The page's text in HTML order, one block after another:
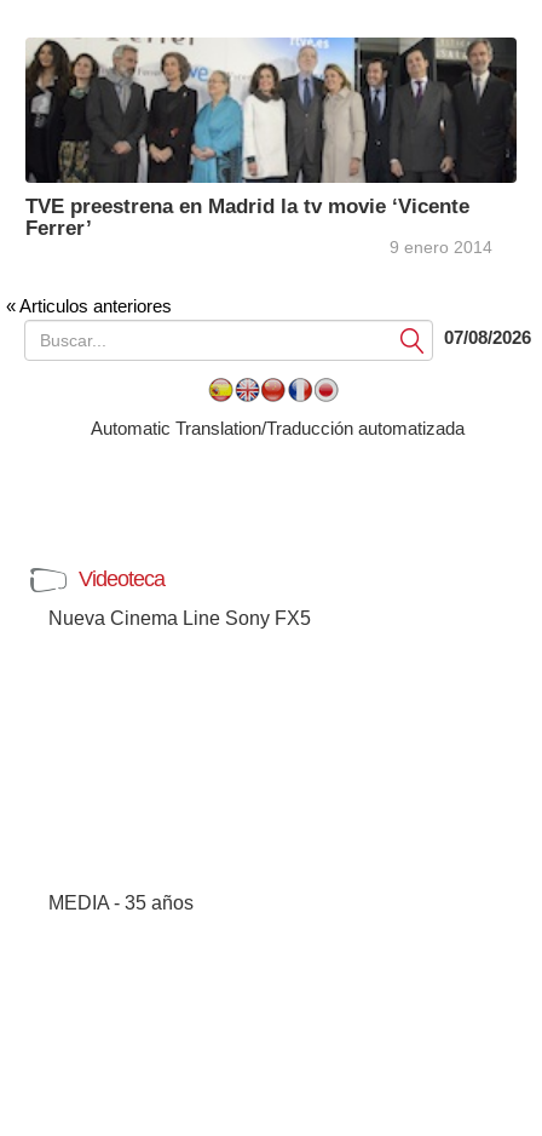
TVE preestrena en Madrid la tv movie ‘Vicente
Ferrer’
9 enero 2014
« Articulos anteriores
Submit07/08/2026
Automatic Translation/Traducción automatizada
Videoteca
Nueva Cinema Line Sony FX5
MEDIA - 35 años